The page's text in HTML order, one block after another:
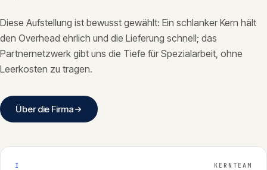
Diese Aufstellung ist bewusst gewählt: Ein schlanker Kern hält
den Overhead ehrlich und die Lieferung schnell; das
Partnernetzwerk gibt uns die Tiefe für Spezialarbeit, ohne
Leerkosten zu tragen.
Über die Firma
I KERNTEAM